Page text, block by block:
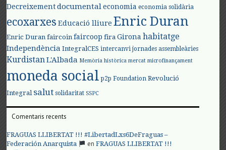
Decreixement documental economia economia solidària
ecoxarxes Educació lliure Enric Duran
Enric Duran faircoin faircoop fira Girona habitatge
Independència IntegralCES intercanvi jornades assembleàries
KurdistanL'Albada Memòria històrica mercat microfinançament
moneda social p2p Foundation Revolució
Integral salut solidaritat SSPC
Comentaris recents
FRAGUAS LLIBERTAT !!! #LibertadLxs6DeFraguas –
Federación Anarquista
enFRAGUAS LLIBERTAT !!!